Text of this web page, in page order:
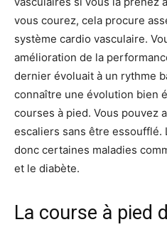
vous courez, cela procure
système cardio vasculaire.
amélioration de la
dernier évoluait à un rythme
connaître une évolution bien
courses à pied. Vous pouvez
escaliers sans être essoufflé.
donc certaines maladies
et le diabète.
La course à pied